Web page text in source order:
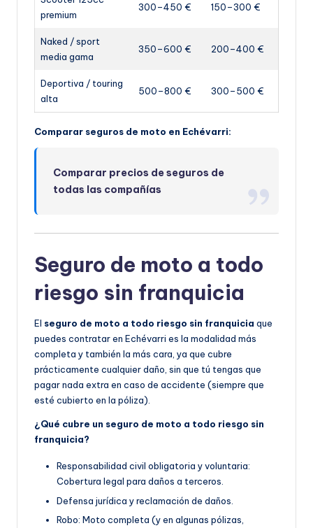
premium
300–450 € 150–300 €
Naked / sport
media gama
350–600 € 200–400 €
Deportiva / touring
alta
500–800 € 300–500 €
Comparar seguros de moto en Echévarri:
Comparar precios de seguros de
todas las compañías
Seguro de moto a todo
riesgo sin franquicia
El seguro de moto a todo riesgo sin franquicia que
puedes contratar en Echévarri es la modalidad más
completa y también la más cara, ya que cubre
prácticamente cualquier daño, sin que tú tengas que
pagar nada extra en caso de accidente (siempre que
esté cubierto en la póliza).
¿Qué cubre un seguro de moto a todo riesgo sin
franquicia?
Responsabilidad civil obligatoria y voluntaria:
Cobertura legal para daños a terceros.
Defensa jurídica y reclamación de daños.
Robo: Moto completa (y en algunas pólizas,